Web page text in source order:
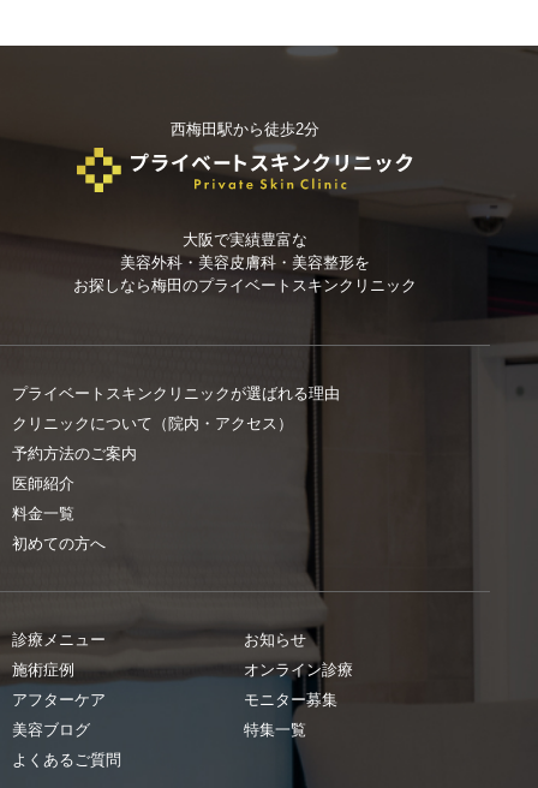
西梅田駅から徒歩2分
大阪で実績豊富な
美容外科・美容皮膚科・美容整形を
お探しなら梅田のプライベートスキンクリニック
プライベートスキンクリニックが選ばれる理由
クリニックについて（院内・アクセス）
予約方法のご案内
医師紹介
料金一覧
初めての方へ
診療メニュー
施術症例
アフターケア
美容ブログ
よくあるご質問
お知らせ
オンライン診療
モニター募集
特集一覧